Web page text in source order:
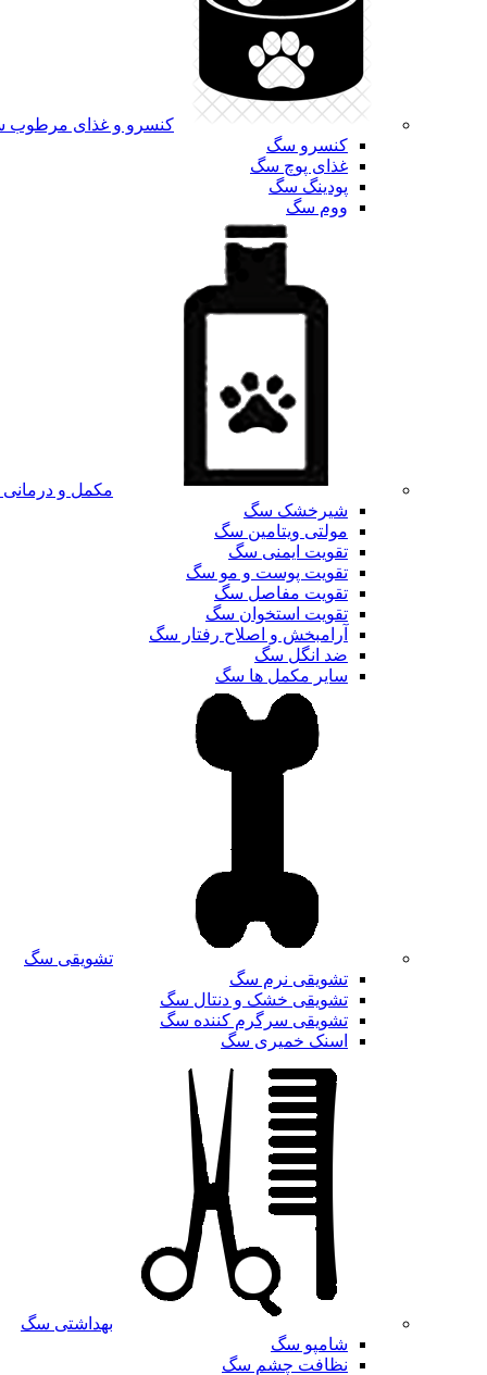
کنسرو و غذای
کنسرو سگ
غذای پوچ سگ
پودینگ سگ
ووم سگ
مکمل و
شیرخشک سگ
مولتی ویتامین سگ
تقویت ایمنی سگ
تقویت پوست و مو سگ
تقویت مفاصل سگ
تقویت استخوان سگ
آرامبخش و اصلاح رفتار سگ
ضد انگل سگ
سایر مکمل ها سگ
تشویقی سگ
تشویقی نرم سگ
تشویقی خشک و دنتال سگ
تشویقی سرگرم کننده سگ
اسنک خمیری سگ
بهداشتی سگ
شامپو سگ
نظافت چشم سگ